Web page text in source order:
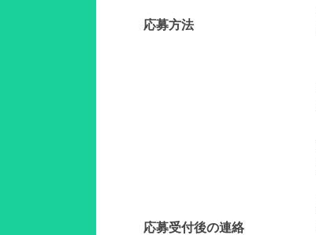
応募方法
応募受付後の連絡